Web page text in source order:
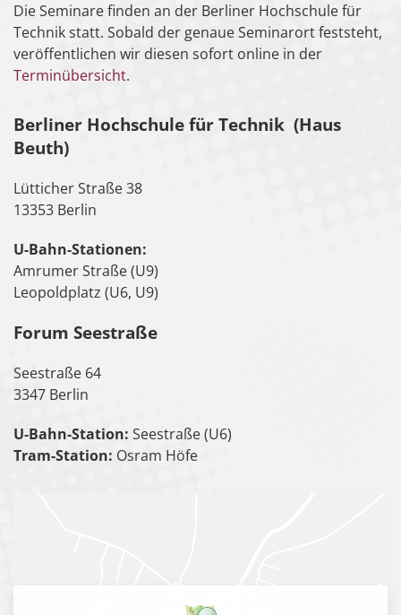
Die Seminare finden an der Berliner Hochschule für
Technik statt. Sobald der genaue Seminarort feststeht,
veröffentlichen wir diesen sofort online in der
Terminübersicht.
Berliner Hochschule für Technik (Haus
Beuth)
Lütticher Straße 38
13353 Berlin
U-Bahn-Stationen:
Amrumer Straße (U9)
Leopoldplatz (U6, U9)
Forum Seestraße
Seestraße 64
3347 Berlin
U-Bahn-Station: Seestraße (U6)
Tram-Station: Osram Höfe